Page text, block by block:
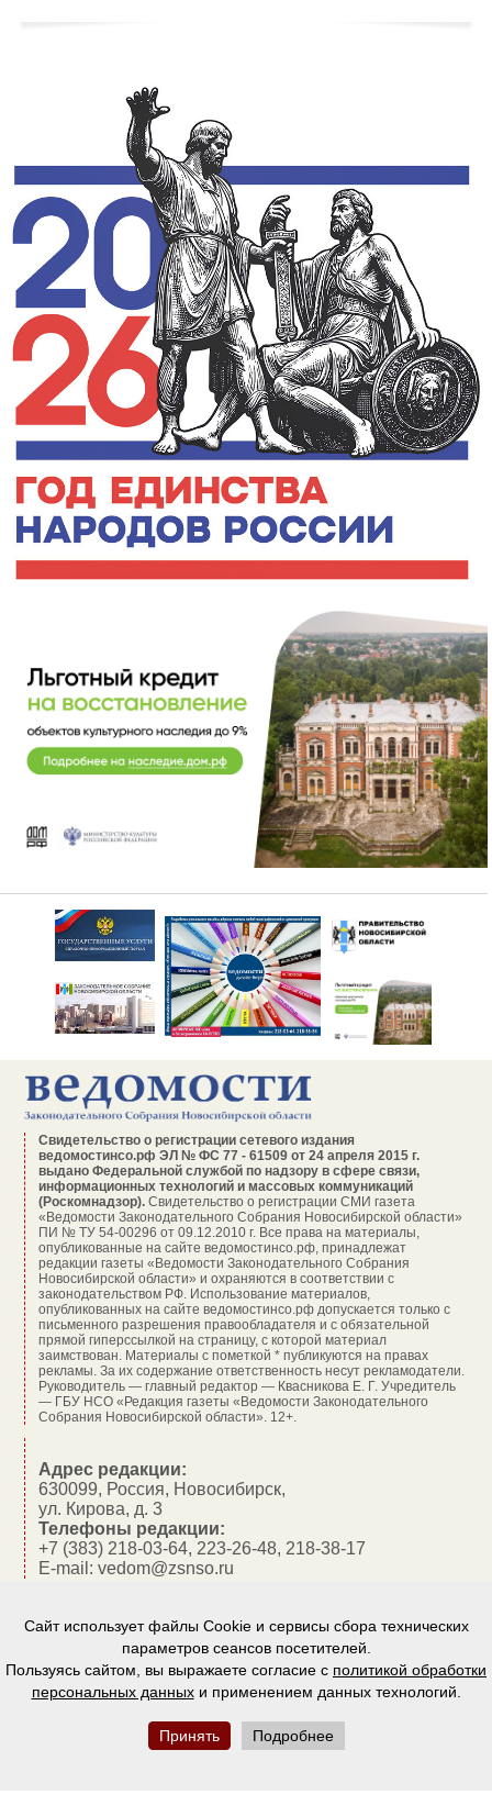
Свидетельство о регистрации сетевого издания
ведомостинсо.рф ЭЛ № ФС 77 - 61509 от 24 апреля 2015 г.
выдано Федеральной службой по надзору в сфере связи,
информационных технологий и массовых коммуникаций
(Роскомнадзор).Свидетельство о регистрации СМИ газета
«Ведомости Законодательного Собрания Новосибирской области»
ПИ № ТУ 54-00296 от 09.12.2010 г. Все права на материалы,
опубликованные на сайте ведомостинсо.рф, принадлежат
редакции газеты «Ведомости Законодательного Собрания
Новосибирской области» и охраняются в соответствии с
законодательством РФ. Использование материалов,
опубликованных на сайте ведомостинсо.рф допускается только с
письменного разрешения правообладателя и с обязательной
прямой гиперссылкой на страницу, с которой материал
заимствован. Материалы с пометкой * публикуются на правах
рекламы. За их содержание ответственность несут рекламодатели.
Руководитель — главный редактор — Квасникова Е. Г.Учредитель
— ГБУ НСО «Редакция газеты «Ведомости Законодательного
Собрания Новосибирской области». 12+.
Адрес редакции:
630099, Россия, Новосибирск,
ул. Кирова, д. 3
Телефоны редакции:
+7 (383) 218-03-64, 223-26-48, 218-38-17
E-mail: vedom@zsnso.ru
О газете
Рекламодателям и подписчикам
Реклама на сайте
Издательские услуги
Сайт использует файлы Cookie и сервисы сбора технических
параметров сеансов посетителей.
Пользуясь сайтом, вы выражаете согласие с политикой обработки
персональных данныхи применением данных технологий.
Принять Подробнее